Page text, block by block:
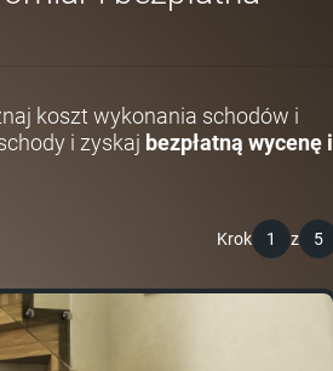
koszt wykonania schodów i
i zyskaj bezpłatną wycenę i
Krok 1 z 5